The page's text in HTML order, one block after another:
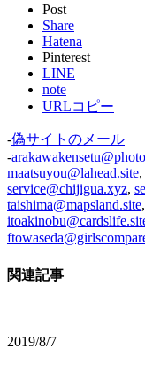
Post
Share
Hatena
Pinterest
LINE
note
URLコピー
-偽サイトのメール
-
maatsuyou@lahead.site,
service@chijigua.xyz,
taishima@mapsland.site,
関連記事
2019/8/7